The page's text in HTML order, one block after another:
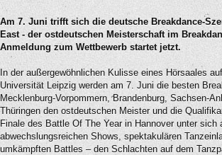
Am 7. Juni trifft sich die deutsche Breakdance-
East - der ostdeutschen Meisterschaft im
Anmeldung zum Wettbewerb startet jetzt.
In der außergewöhnlichen Kulisse eines Hörsaales
Universität Leipzig werden am 7. Juni die besten
Mecklenburg-Vorpommern, Brandenburg, Sachsen-
Thüringen den ostdeutschen Meister und die
Finale des Battle Of The Year in Hannover unter sich
abwechslungsreichen Shows, spektakulären
umkämpften Battles – den Schlachten auf dem